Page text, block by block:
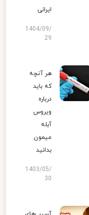
ایرانی
1404/09/
29
هر آنچه
که باید
درباره
ویروس
آبله
میمون
بدانید
1403/05/
30